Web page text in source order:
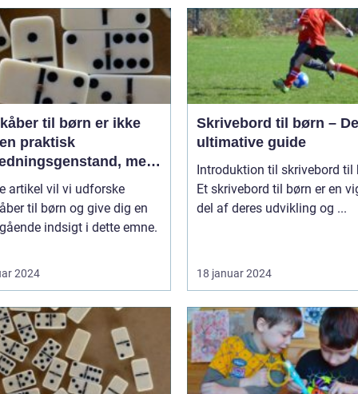
til børn er ikke
praktisk
men
kilde til hygge og
artikel vil vi udforske
til børn og give dig en
indsigt i dette emne.
2024
Skrivebord til børn –
ultimative guide
Introduktion til skrivebord til
Et skrivebord til børn er en
del af deres udvikling og ...
18 januar 2024